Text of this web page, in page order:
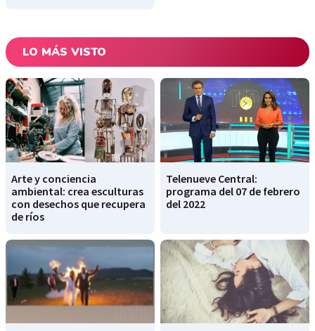
LO MÁS VISTO
Arte y conciencia
ambiental: crea esculturas
con desechos que recupera
de ríos
Telenueve Central:
programa del 07 de febrero
del 2022